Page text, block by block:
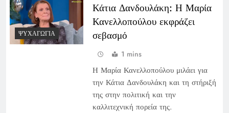
ΨΥΧΑΓΩΓΊΑ
Κάτια Δανδουλάκη: Η Μαρία
Κανελλοπούλου εκφράζει
σεβασμό
1 mins
Η Μαρία Κανελλοπούλου μιλάει για
την Κάτια Δανδουλάκη και τη στήριξή
της στην πολιτική και την
καλλιτεχνική πορεία της.